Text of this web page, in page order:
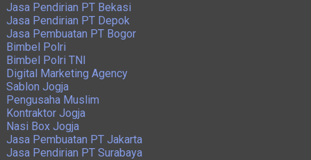
Jasa Pendirian PT Bekasi
Jasa Pendirian PT Depok
Jasa Pembuatan PT Bogor
Bimbel Polri
Bimbel Polri TNI
Digital Marketing Agency
Sablon Jogja
Pengusaha Muslim
Kontraktor Jogja
Nasi Box Jogja
Jasa Pembuatan PT Jakarta
Jasa Pendirian PT Surabaya